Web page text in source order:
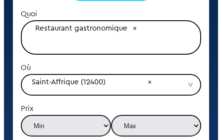
Quoi
Restaurant gastronomique
Où
Saint-Affrique (12400)
Prix